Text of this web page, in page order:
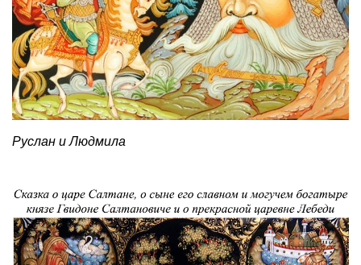
Руслан и Людмила